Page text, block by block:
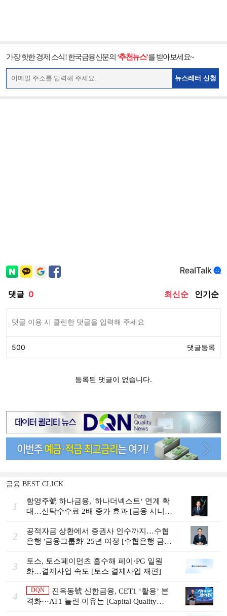
가장 핫한 경제 소식! 한국금융신문의 ‘추천뉴스’를 받아보세요~
뉴스레터 신청
금융 BEST CLICK
1
함영주號 하나금융, '하나더넥스트‘ 연계 확
대…신탁수수료 2배 증가 효과 [금융 시니어
비즈니스 돋보기]
2
공적자금 상환에서 증권사 인수까지…수협
은행 '금융그룹화' 25년 여정 [수협은행 금융
그룹의 꿈①]
3
토스, 토스페이먼츠 흡수해 페이·PG 일원
화…결제사업 속도 [토스 결제사업 재편]
4
DQN
진옥동號 신한금융, CET1 ‘활용’ 본
격화···AT1 늘린 이유는 [Capital Quality
Review]